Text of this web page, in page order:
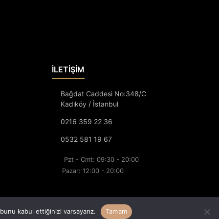
İLETİŞİM
Bağdat Caddesi No:348/C
Kadıköy / İstanbul
0216 359 22 36
0532 581 19 67
Pzt - Cmt: 09:30 - 20:00
Pazar: 12:00 - 20:00
kabul ettiğinizi varsayarız. Tamam